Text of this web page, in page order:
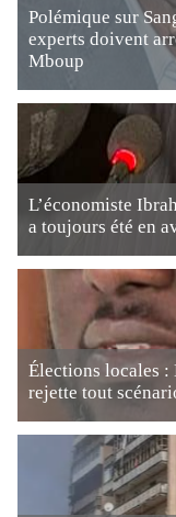
Polémique sur
experts doivent
Mboup
L’économiste
a toujours été en
Élections locales :
rejette tout